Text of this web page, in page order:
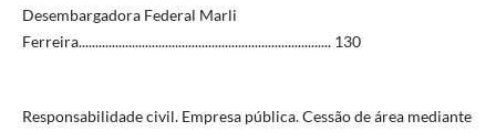
Desembargadora Federal Marli
Ferreira............................................................................ 130
Responsabilidade civil. Empresa pública. Cessão de área mediante